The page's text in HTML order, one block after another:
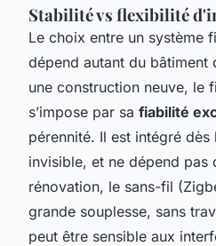
Stabilité vs flexibilité
Le choix entre un système
dépend autant du bâtiment
une construction neuve, le
s’impose par sa fiabilité
pérennité. Il est intégré
invisible, et ne dépend pas
rénovation, le sans-fil
grande souplesse, sans
peut être sensible aux